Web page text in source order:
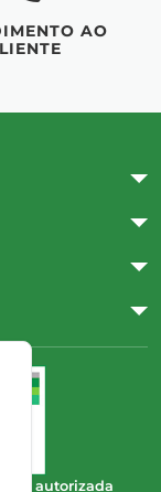
AO
se autorizada